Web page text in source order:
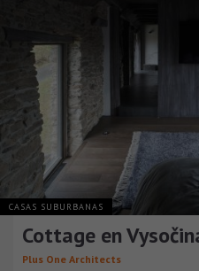
CASAS SUBURBANAS
Cottage en
Plus One Architects